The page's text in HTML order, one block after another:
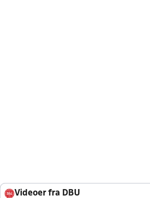
Videoer fra DBU